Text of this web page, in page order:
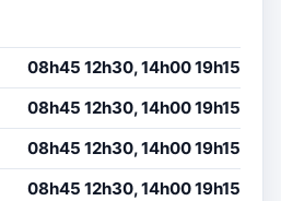
08h45 12h30, 14h00 19h15
08h45 12h30, 14h00 19h15
08h45 12h30, 14h00 19h15
08h45 12h30, 14h00 19h15